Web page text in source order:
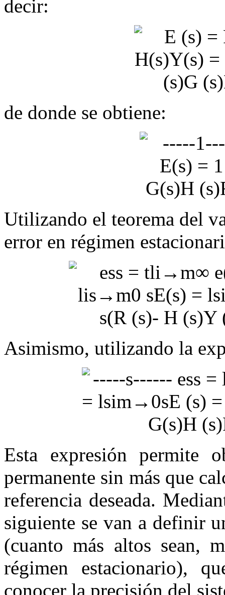
decir:
de donde se obtiene:
Utilizando el teorema del
error en régimen
Asimismo, utilizando la
Esta expresión permite
permanente sin más que
referencia deseada.
siguiente se van a definir
(cuanto más altos sean,
régimen estacionario),
conocer la precisión del